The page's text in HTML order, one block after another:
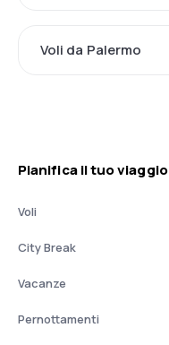
Voli da Palermo
Pianifica il tuo viaggio
Voli
City Break
Vacanze
Pernottamenti